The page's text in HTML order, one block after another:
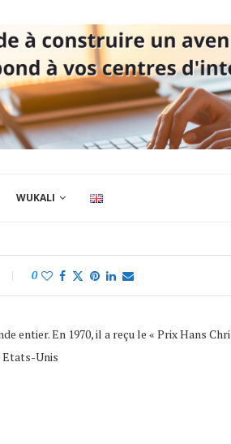
WUKALI
0
entier. En 1970, il a reçu le « Prix Hans
Etats-Unis